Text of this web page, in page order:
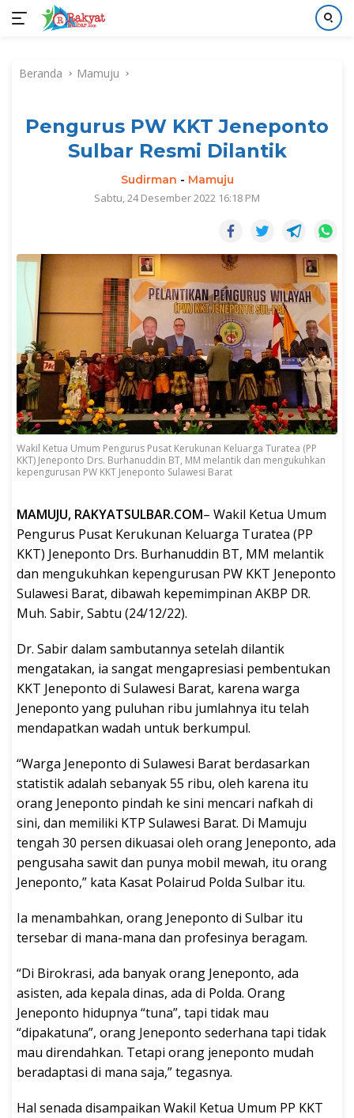
kontenBeranda Mamuju
Pengurus PW KKT Jeneponto
Sulbar Resmi Dilantik
Sudirman - Mamuju
Sabtu, 24 Desember 2022 16:18 PM
Wakil Ketua Umum Pengurus Pusat Kerukunan Keluarga Turatea (PP
KKT) Jeneponto Drs. Burhanuddin BT, MM melantik dan mengukuhkan
kepengurusan PW KKT Jeneponto Sulawesi Barat
MAMUJU, RAKYATSULBAR.COM– Wakil Ketua Umum
Pengurus Pusat Kerukunan Keluarga Turatea (PP
KKT) Jeneponto Drs. Burhanuddin BT, MM melantik
dan mengukuhkan kepengurusan PW KKT Jeneponto
Sulawesi Barat, dibawah kepemimpinan AKBP DR.
Muh. Sabir, Sabtu (24/12/22).
Dr. Sabir dalam sambutannya setelah dilantik
mengatakan, ia sangat mengapresiasi pembentukan
KKT Jeneponto di Sulawesi Barat, karena warga
Jeneponto yang puluhan ribu jumlahnya itu telah
mendapatkan wadah untuk berkumpul.
“Warga Jeneponto di Sulawesi Barat berdasarkan
statistik adalah sebanyak 55 ribu, oleh karena itu
orang Jeneponto pindah ke sini mencari nafkah di
sini, dan memiliki KTP Sulawesi Barat. Di Mamuju
tengah 30 persen dikuasai oleh orang Jeneponto, ada
pengusaha sawit dan punya mobil mewah, itu orang
Jeneponto,” kata Kasat Polairud Polda Sulbar itu.
Ia menambahkan, orang Jeneponto di Sulbar itu
tersebar di mana-mana dan profesinya beragam.
“Di Birokrasi, ada banyak orang Jeneponto, ada
asisten, ada kepala dinas, ada di Polda. Orang
Jeneponto hidupnya “tuna”, tapi tidak mau
“dipakatuna”, orang Jeneponto sederhana tapi tidak
mau direndahkan. Tetapi orang jeneponto mudah
beradaptasi di mana saja,” tegasnya.
Hal senada disampaikan Wakil Ketua Umum PP KKT